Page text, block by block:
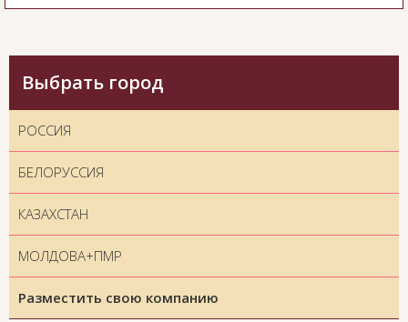
Выбрать город
РОССИЯ
БЕЛОРУССИЯ
КАЗАХСТАН
МОЛДОВА+ПМР
Разместить свою компанию